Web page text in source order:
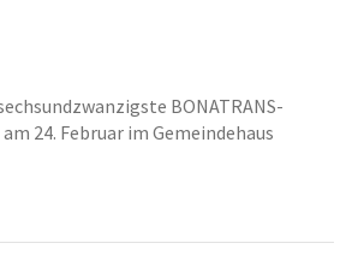
BONATRANS-
24. Februar im Gemeindehaus